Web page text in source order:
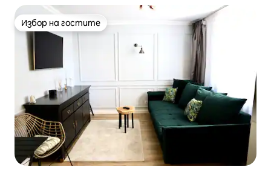
Избор на гостите
Избор на гостите